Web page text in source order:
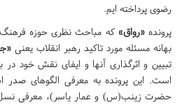
رضوی پرداخته ایم.
پرونده«رواق» که مباحث نظری حوزه فرهنگ
بهانه مسئله مورد تاکید رهبر انقلاب یعنی
تبیین و اثرگذاری آنها و ایفای نقش خود
است. این پرونده به معرفی الگوهای
حضرت زینب(س) و عمار یاسر)، معرفی نسل